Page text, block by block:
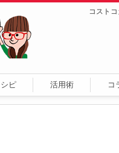
コスト
ピ 活用術 コ